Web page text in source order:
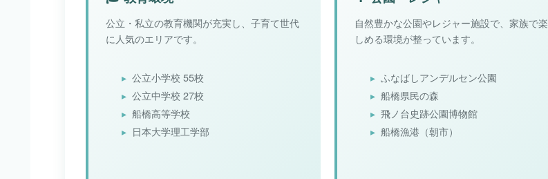
公立・私立の教育機関が充実し、子育て世代
に人気のエリアです。
公立小学校 55校
公立中学校 27校
船橋高等学校
日本大学理工学部
自然豊かな公園やレジャー施設で、家族で楽
しめる環境が整っています。
ふなばしアンデルセン公園
船橋県民の森
飛ノ台史跡公園博物館
船橋漁港（朝市）